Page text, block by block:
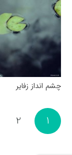
چشم انداز زفایر
1
2